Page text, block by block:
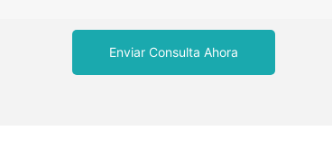
Enviar Consulta Ahora